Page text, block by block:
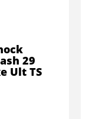
29
Ult TS